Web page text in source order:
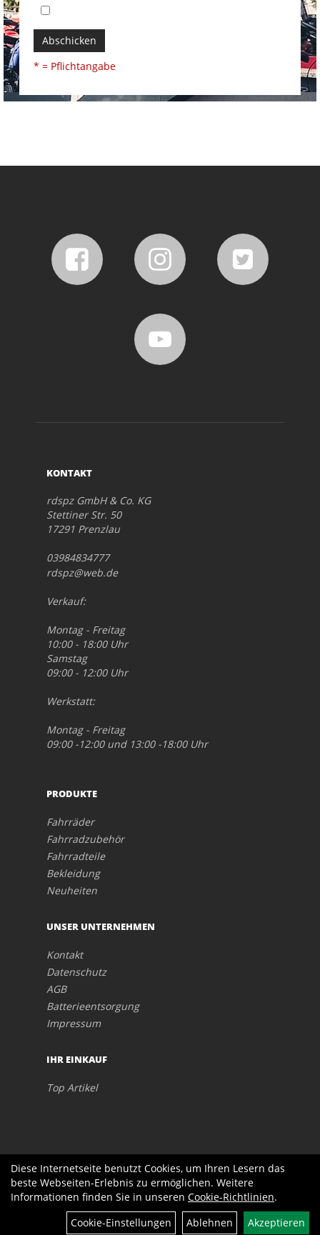
Abschicken
* = Pflichtangabe
KONTAKT
rdspz GmbH & Co. KG
Stettiner Str. 50
17291 Prenzlau
03984834777
rdspz@web.de
Verkauf:
Montag - Freitag
10:00 - 18:00 Uhr
Samstag
09:00 - 12:00 Uhr
Werkstatt:
Montag - Freitag
09:00 -12:00 und 13:00 -18:00 Uhr
PRODUKTE
Fahrräder
Fahrradzubehör
Fahrradteile
Bekleidung
Neuheiten
UNSER UNTERNEHMEN
Kontakt
Datenschutz
AGB
Batterieentsorgung
Impressum
IHR EINKAUF
Top Artikel
Diese Internetseite benutzt Cookies, um Ihren Lesern das
beste Webseiten-Erlebnis zu ermöglichen. Weitere
Informationen finden Sie in unseren Cookie-Richtlinien.
Cookie-Einstellungen
Ablehnen Akzeptieren